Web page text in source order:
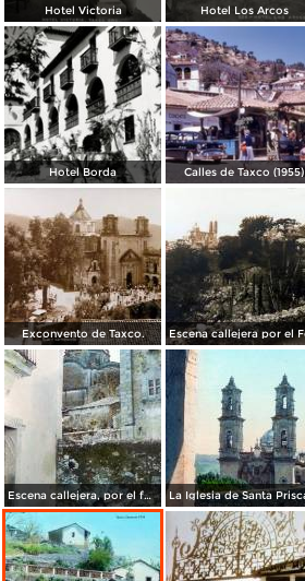
Hotel Victoria Hotel Los Arcos
Hotel Borda Calles de Taxco (1955)
Exconvento de Taxco.
Escena callejera, por el fotógrafo T. Enami, de Yokohama, Japón (1934)